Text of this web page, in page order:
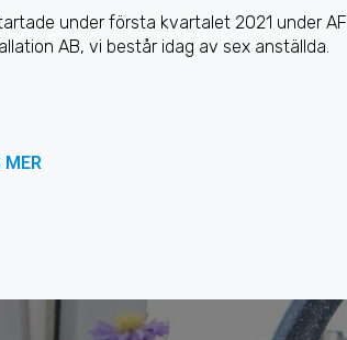
under första kvartalet 2021 under AF
AB, vi består idag av sex anställda.
MER